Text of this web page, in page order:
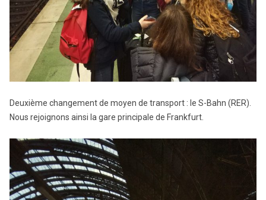
Deuxième changement de moyen de transport : le S-Bahn (RER).
Nous rejoignons ainsi la gare principale de Frankfurt.